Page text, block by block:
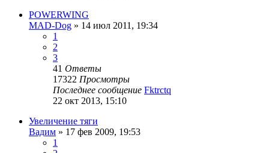
POWERWING
MAD-Dog » 14 июл 2011, 19:34
1
2
3
41 Ответы
17322 Просмотры
Последнее сообщение Fktrctq
22 окт 2013, 15:10
Увеличение тяги
Вадим » 17 фев 2009, 19:53
1